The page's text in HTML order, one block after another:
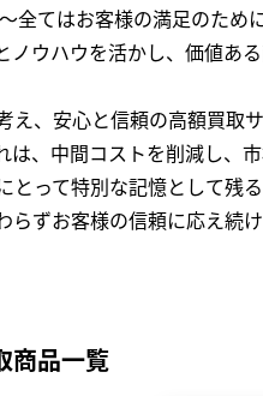
全てはお客様の満足のた
ノウハウを活かし、価値あ
、安心と信頼の高額買取
、中間コストを削減し、
って特別な記憶として残
ずお客様の信頼に応え続け
商品一覧